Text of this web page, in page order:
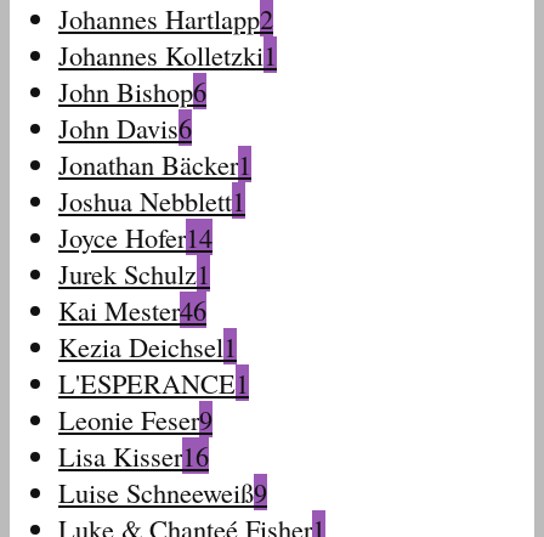
Johannes Hartlapp2
Johannes Kolletzki1
John Bishop6
John Davis6
Jonathan Bäcker1
Joshua Nebblett1
Joyce Hofer14
Jurek Schulz1
Kai Mester46
Kezia Deichsel1
L'ESPERANCE1
Leonie Feser9
Lisa Kisser16
Luise Schneeweiß9
Luke & Chanteé Fisher1